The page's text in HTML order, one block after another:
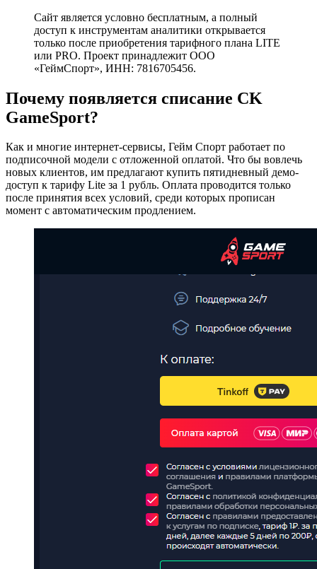
Сайт является условно бесплатным, а полный
доступ к инструментам аналитики открывается
только после приобретения тарифного плана LITE
или PRO. Проект принадлежит ООО
«ГеймСпорт», ИНН: 7816705456.
Почему появляется списание CK
GameSport?
Как и многие интернет-сервисы, Гейм Спорт работает по
подписочной модели с отложенной оплатой. Что бы вовлечь
новых клиентов, им предлагают купить пятидневный демо-
доступ к тарифу Lite за 1 рубль. Оплата проводится только
после принятия всех условий, среди которых прописан
момент с автоматическим продлением.